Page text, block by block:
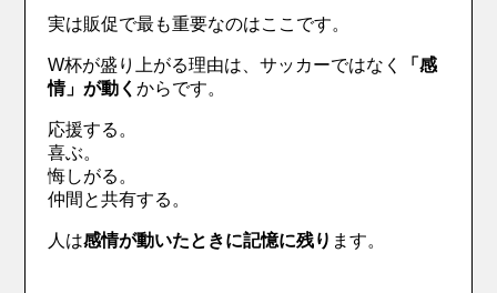
実は販促で最も重要なのはここです。
W杯が盛り上がる理由は、サッカーではなく
「感
情」が動くからです。
応援する。
喜ぶ。
悔しがる。
仲間と共有する。
人は感情が動いたときに記憶に残り ます。